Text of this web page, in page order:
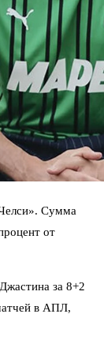
Сумма
от
за 8+2
в АПЛ,